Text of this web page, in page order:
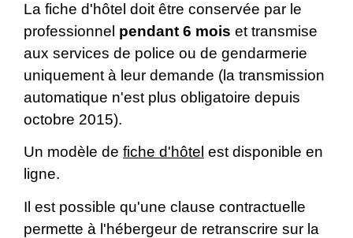
La fiche d'hôtel doit être conservée par le
professionnel pendant 6 mois et transmise
aux services de police ou de gendarmerie
uniquement à leur demande (la transmission
automatique n'est plus obligatoire depuis
octobre 2015).
Un modèle de fiche d'hôtel est disponible en
ligne.
Il est possible qu'une clause contractuelle
permette à l'hébergeur de retranscrire sur la